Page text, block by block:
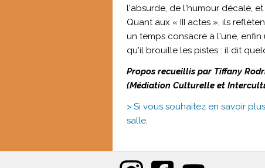
l'absurde, de l'humour décalé,
Quant aux « III actes », ils
un temps consacré à l'une,
qu'il brouille les pistes : il dit
Propos recueillis par Tiffany
(Médiation Culturelle et
> Si vous souhaitez en savoir
salle.